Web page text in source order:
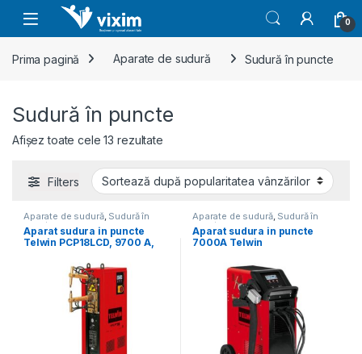
Skip to navigation
Skip to content
0
Prima pagină Aparate de sudură Sudură în puncte
Sudură în puncte
Afișez toate cele 13 rezultateSortat după popularitate
Filters
Aparate de sudură, Sudură în
puncte
Aparat sudura in puncte
Telwin PCP18LCD, 9700 A,
pneumatica
Aparate de sudură, Sudură în
puncte
Aparat sudura in puncte
7000A Telwin
00 A, 3+3 mm, cu accesorii,
racire cu apa